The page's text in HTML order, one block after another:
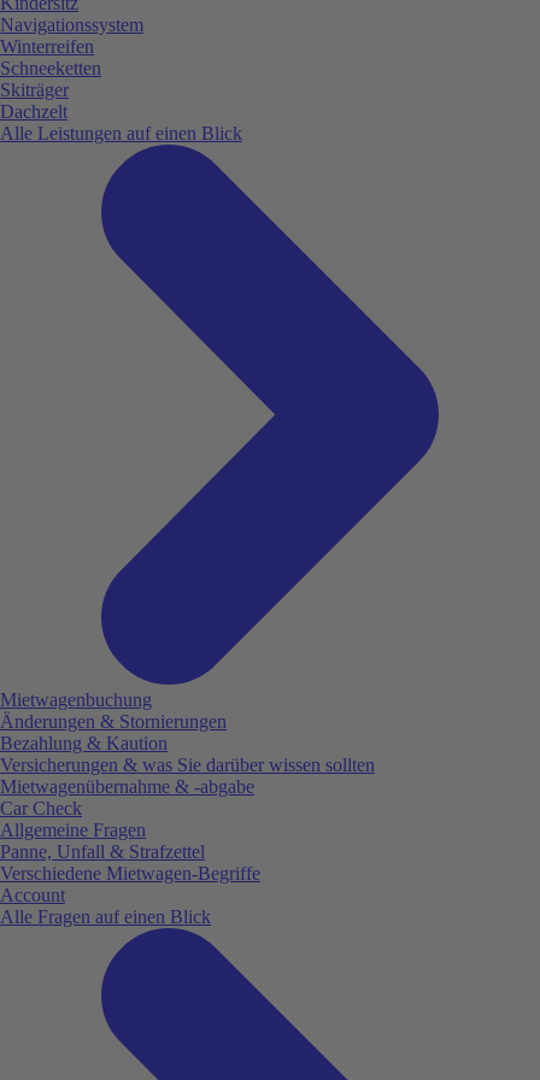
Navigationssystem
Winterreifen
Schneeketten
Skiträger
Dachzelt
Alle Leistungen auf einen Blick
Mietwagenbuchung
Änderungen & Stornierungen
Bezahlung & Kaution
Versicherungen & was Sie darüber wissen sollten
Mietwagenübernahme & -abgabe
Car Check
Allgemeine Fragen
Panne, Unfall & Strafzettel
Verschiedene Mietwagen-Begriffe
Account
Alle Fragen auf einen Blick